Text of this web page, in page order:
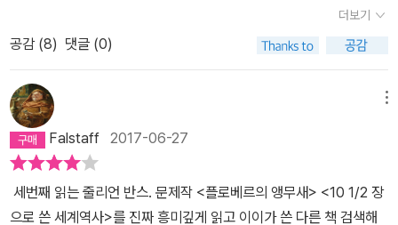
바뀐다는 점에서 햄릿과 유사하다. 이들 텍스트는 모두 엇박자'다. 편
는다. 그들은 산 자였다가 죽은 자'가 되었다는 점에서 신분이 바뀐 것
이다 ③④⑤. 띵동 ! 저승에서 편지 왔어여~ 이처럼 벨레로폰의 편지,
왕비의 연서(도둑 맞은 편지), 클로디어스의 국서國書(햄릿), 뒤바뀐
편지지(속죄)는 봉인을 해제하는 순간 불행이 찾아오는 판도라의 상
자'다. << 예감은 틀리지 않는다 >> 에서 토니는 에이드리언의 편지
이런 죄책감을 안겨 주며 유산을 남겼을까. ​​마지막 책속의 반전은 어
쩌면 그간 내가 진짜라고 믿었던 내 기억속의 진실 혹은 나를 중심으
로 만들어진 기억은 모두 가짜 일 수 있다는 것이 아닐까.
들은 서로 다르게 보고 느끼고 그래서 가지게 되는 진실 역시 완전 달
BEHOLDER'라는 말도 있지만 과거의 진실 역시도 그와 마찬가지인
것이다. 이 소설의 원제 'Talking It Over'는 의논 또는 상담이라는
의미를 가지고 있다. 그렇게 다수를 상징하고 있다. 해서 반스는 생각
한다. 혹 과거의 진실을 찾기 힘든 이유가 여러 많은 사람들이 각자 보
고 싶은 대로 진실을 보기 때문이라면 그럼 한 사람만이라면 어떨까?
이 치는 무엇을 본다 하더라도, 혹여 내게 있어 베로니카를 만난다 하
더라도 말이다. 그럼에도, 이렇게 뻔뻔한 다짐을 함에도, 알락 릭맨이
주연했던 <시와 점심(The Song of Lunch)>이 떠오르는 이유는
뭔지. 어딘지 찌질한 수다스러움 뒤에 묘하게 버티고 있는 진실. 우디
알렌의 농담이 종종 쓸쓸했던 이유. 그런 것들이 한꺼번에 몰려왔다.
농담도 참. 다들 너무들 하시는구려. 그나저나 이제 어쩌나. 농담도 한
번 참.
굴이 화끈 달아오르는 느낌.을 일으킨다. 마지막 책장을 덮었을 때 나
는, 아주 부끄러웠다. 그리고 다른 많은 사람들처럼 첫 페이지로 돌아
새삼 마음이 아프다. 이제는 내가 할 수 있는 일이 아무것도 없고, 사
과도 보상도 부질없는 짓이라는 회한, 내가, 내가 생각했던 것처럼 무
난한 인간조차도 아니었다는 잔인한 깨달음만 안게 된 이의 충격이
무척 슬프다. 나는 인생의 목적이 흔히 말하듯 인생이 마냥 좋은 것
만은 아님을 얼마의 시간이 걸리건 상관없이 기어코 납득시킨 끝에,
고달파진 우리가 최후의 상실까지 체념하고 받아들이게 하는 데 있는
은 적이 한번 있다. 역습 찬스였던 것으로 기억한다. 내 5,6미터 좌측
에 팀 동료가 수비수 하나를 달고 공을 몰고 있고 나 역시 나란히 미친
듯이 골대를 향해 뛰고 있는 상황. 평소 같으면 두려운 마음에 '공이
나에게 오지 않았으면. 동료가 그냥 끝까지 처리했으면..' 하는 마음이
앞섰을텐데, 그날 따라 어떻게든 골을 넣어야 한다는 생각이 머리 속
을 압도했다. 골대는 점점 다가오는데 팀 동료는 수비수에 가려 보이
질 않고. 어떡하지? 하는 와중에 공이 수비수를 넘어 나에게로 낮게
쫙 깔려온다. 두렵다. 어디로 차야겠다고 생각할 겨를도 없다. 되는대
더보기
공감 (8) 댓글 (0)
Falstaff 2017-06-27
세번째 읽는 줄리언 반스. 문제작 <플로베르의 앵무새> <10 1/2 장
으로 쓴 세계역사>를 진짜 흥미깊게 읽고 이이가 쓴 다른 책 검색해